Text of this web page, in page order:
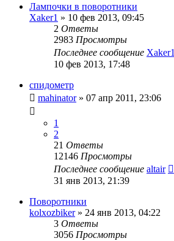
Лампочки в поворотники
Xaker1 » 10 фев 2013, 09:45
2 Ответы
2983 Просмотры
Последнее сообщение Xaker1
10 фев 2013, 17:48
спидометр
mahinator» 07 апр 2011, 23:06
1
2
21 Ответы
12146 Просмотры
Последнее сообщение altair
31 янв 2013, 21:39
Поворотники
kolxozbiker» 24 янв 2013, 04:22
3 Ответы
3056 Просмотры